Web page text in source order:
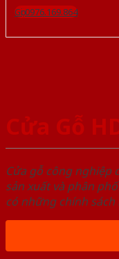
Gọi 0976.169.864
Cửa Gỗ
Cửa gỗ công nghiệp
sản xuất và phân
có những chính sách